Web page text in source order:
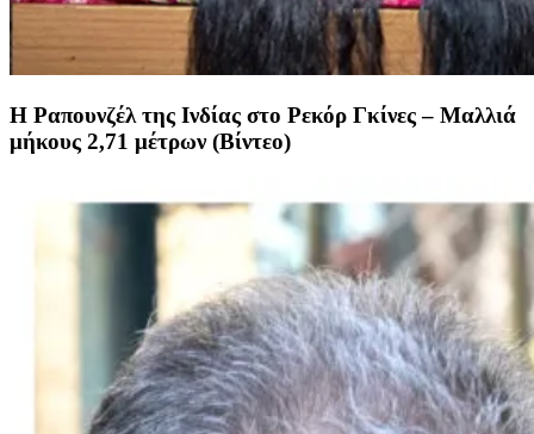
Η Ραπουνζέλ της Ινδίας στο Ρεκόρ Γκίνες – Μαλλιά
μήκους 2,71 μέτρων (Βίντεο)